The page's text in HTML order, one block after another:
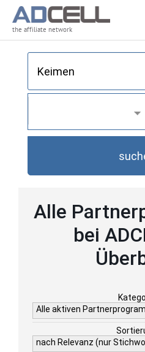
the affiliate network
Alle
bei
Alle aktiven
nach Relevanz (nur